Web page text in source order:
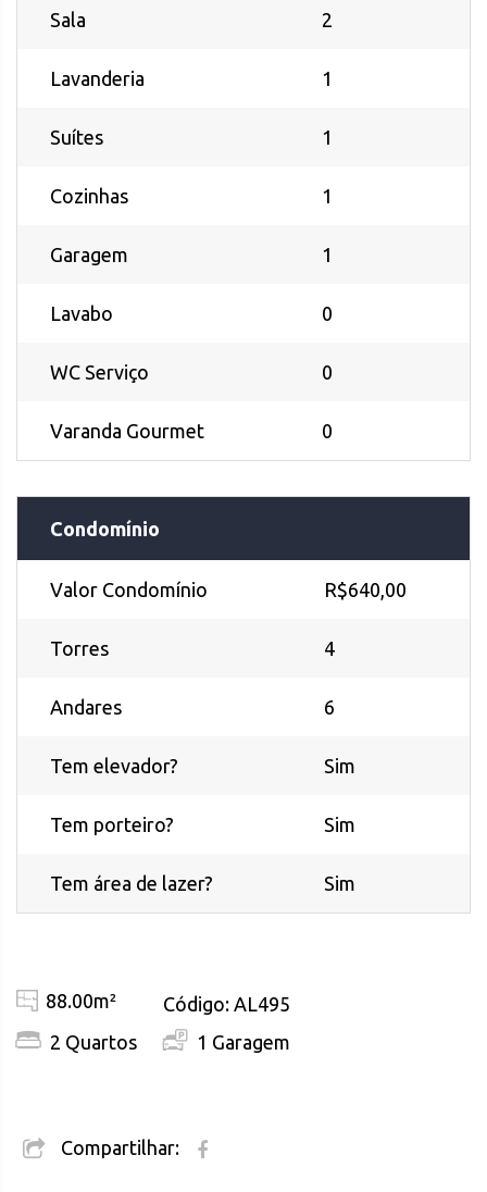
Sala 2
Lavanderia 1
Suítes 1
Cozinhas 1
Garagem 1
Lavabo 0
WC Serviço 0
Varanda Gourmet 0
Condomínio
Valor Condomínio R$640,00
Torres 4
Andares 6
Tem elevador? Sim
Tem porteiro? Sim
Tem área de lazer? Sim
88.00m²
2 Quartos
Código: AL495
1 Garagem
Compartilhar: